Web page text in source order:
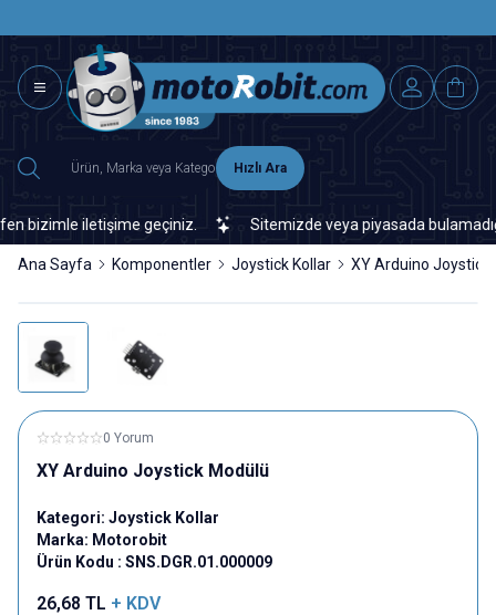
Hızlı Ara
iletişime geçiniz. Sitemizde veya piyasada
Ana Sayfa Komponentler Joystick Kollar XY Arduino Joystick
0 Yorum
XY Arduino Joystick Modülü
Kategori: Joystick Kollar
Marka: Motorobit
Ürün Kodu : SNS.DGR.01.000009
26,68 TL + KDV